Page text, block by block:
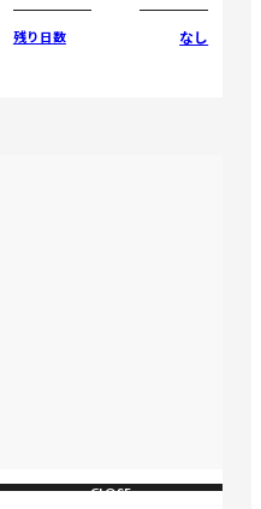
残り日数 なし
CLOSE